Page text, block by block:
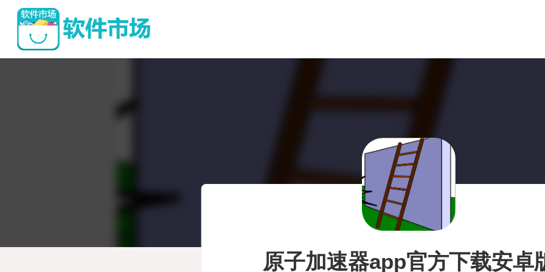
原子加速器app官方下载安卓